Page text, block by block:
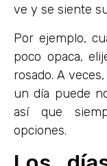
ve y se siente
Por ejemplo,
poco opaca,
rosado. A
un día puede
así que
opciones.